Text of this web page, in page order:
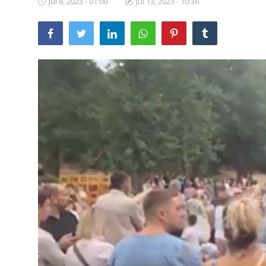
SERVICII
Sectorul Rîșcani
Căutați pe Internet